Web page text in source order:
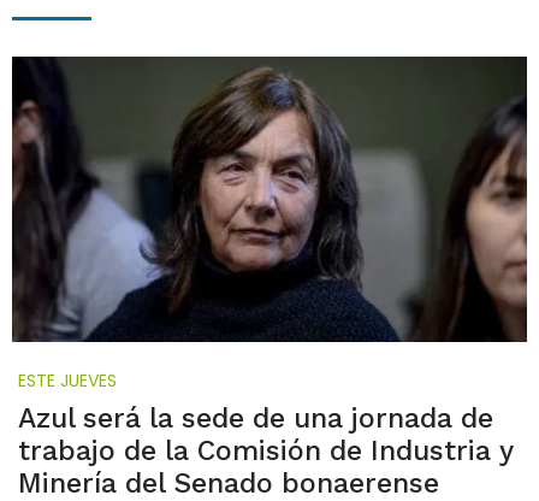
ESTE JUEVES
Azul será la sede de una jornada de
trabajo de la Comisión de Industria y
Minería del Senado bonaerense